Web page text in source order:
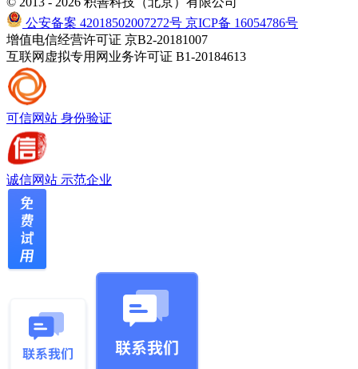
公安备案 42018502007272号 京ICP备 16054786号
增值电信经营许可证 京B2-20181007
互联网虚拟专用网业务许可证 B1-20184613
可信网站 身份验证
诚信网站 示范企业